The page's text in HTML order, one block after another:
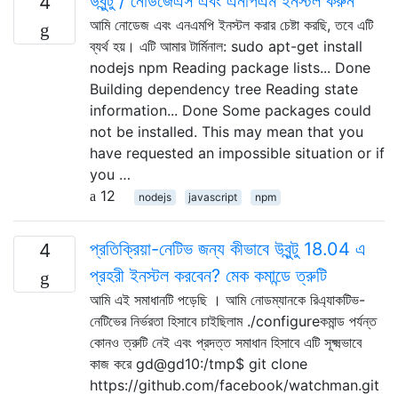
আমি নোডেজ এবং এনএমপি ইনস্টল করার চেষ্টা করছি, তবে এটি
ব্যর্থ হয়। এটি আমার টার্মিনাল: sudo apt-get install
nodejs npm Reading package lists... Done
Building dependency tree Reading state
information... Done Some packages could
not be installed. This may mean that you
have requested an impossible situation or if
you …
12
nodejs javascript npm
4
প্রতিক্রিয়া-নেটিভ জন্য কীভাবে উবুন্টু 18.04 এ
প্রহরী ইনস্টল করবেন? মেক কমান্ডে ত্রুটি
আমি এই সমাধানটি পড়েছি । আমি নোডম্যানকে রিএ্যাকটিভ-
নেটিভের নির্ভরতা হিসাবে চাইছিলাম ./configureকমান্ড পর্যন্ত
কোনও ত্রুটি নেই এবং প্রদত্ত সমাধান হিসাবে এটি সূক্ষ্মভাবে
কাজ করে gd@gd10:/tmp$ git clone
https://github.com/facebook/watchman.git